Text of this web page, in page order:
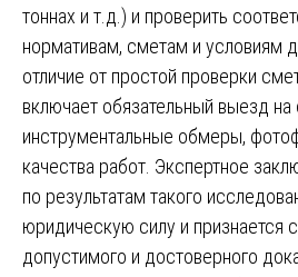
тоннах и т.д.) и проверить
нормативам, сметам и условиям
отличие от простой проверки
включает обязательный выезд на
инструментальные обмеры,
качества работ. Экспертное
по результатам такого
юридическую силу и признается
допустимого и достоверного